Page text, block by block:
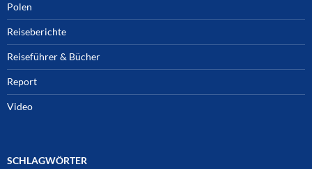
Polen
Reiseberichte
Reiseführer & Bücher
Report
Video
SCHLAGWÖRTER